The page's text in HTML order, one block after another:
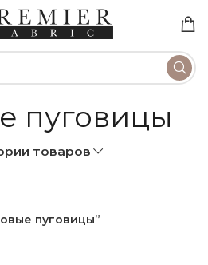
пуговицы
товаров
пуговицы”